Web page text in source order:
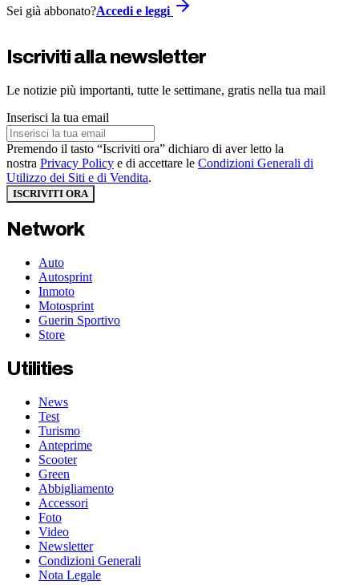
Sei già abbonato?Accedi e leggi
Iscriviti alla newsletter
Le notizie più importanti, tutte le settimane, gratis nella tua mail
Inserisci la tua email
Premendo il tasto “Iscriviti ora” dichiaro di aver letto la
nostra Privacy Policy e di accettare le Condizioni Generali di
Utilizzo dei Siti e di Vendita.
ISCRIVITI ORA
Network
Auto
Autosprint
Inmoto
Motosprint
Guerin Sportivo
Store
Utilities
News
Test
Turismo
Anteprime
Scooter
Green
Abbigliamento
Accessori
Foto
Video
Newsletter
Condizioni Generali
Nota Legale